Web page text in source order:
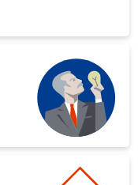
TÄÄKSI